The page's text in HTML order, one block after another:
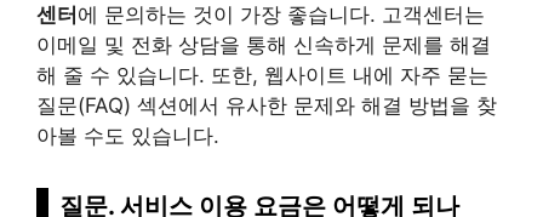
센터에 문의하는 것이 가장 좋습니다. 고객센터는
이메일 및 전화 상담을 통해 신속하게 문제를 해결
해 줄 수 있습니다. 또한, 웹사이트 내에 자주 묻는
질문(FAQ) 섹션에서 유사한 문제와 해결 방법을 찾
아볼 수도 있습니다.
질문. 서비스 이용 요금은 어떻게 되나